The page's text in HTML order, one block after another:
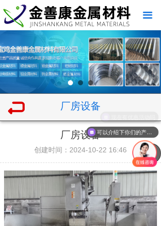
끀
厂房设备
厂房设备
创建时间： 2024-10-22 16:46 녠